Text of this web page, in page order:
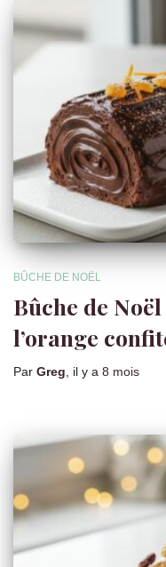
BÛCHE DE NOËL
Bûche de
l’orange
Par Greg, il y a 8 mois